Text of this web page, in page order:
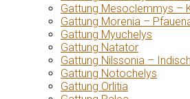
Gattung Mesoclemmys –
Gattung Morenia –
Gattung Myuchelys
Gattung Natator
Gattung Nilssonia –
Gattung Notochelys
Gattung Orlitia